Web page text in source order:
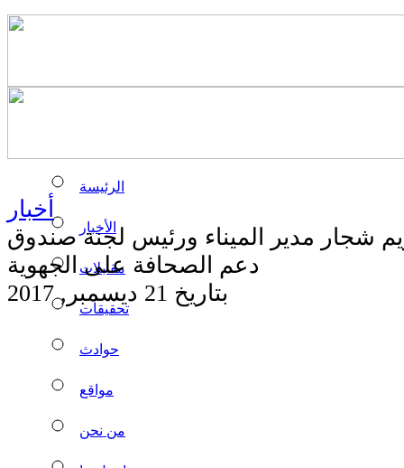
الرئيسة
الأخبار
مقابلات
تحقيقات
حوادث
مواقع
من نحن
أخبار
شجار مدير الميناء ورئيس لجنة صندوق
بتاريخ 21 ديسمبر, 2017